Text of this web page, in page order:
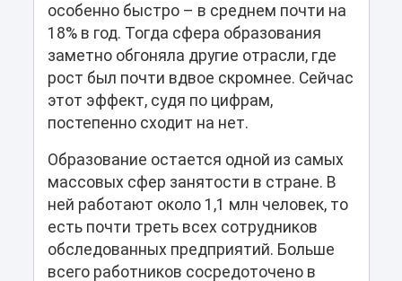
особенно быстро – в среднем почти на
18% в год. Тогда сфера образования
заметно обгоняла другие отрасли, где
рост был почти вдвое скромнее. Сейчас
этот эффект, судя по цифрам,
постепенно сходит на нет.
Образование остается одной из самых
массовых сфер занятости в стране. В
ней работают около 1,1 млн человек, то
есть почти треть всех сотрудников
обследованных предприятий. Больше
всего работников сосредоточено в